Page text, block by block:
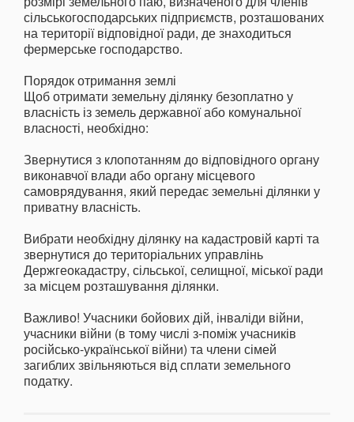
сільськогосподарських підприємств, розташованих
на території відповідної ради, де знаходиться
фермерське господарство.
Порядок отримання землі
Щоб отримати земельну ділянку безоплатно у
власність із земель державної або комунальної
власності, необхідно:
Звернутися з клопотанням до відповідного органу
виконавчої влади або органу місцевого
самоврядування, який передає земельні ділянки у
приватну власність.
Вибрати необхідну ділянку на кадастровій карті та
звернутися до територіальних управлінь
Держгеокадастру, сільської, селищної, міської ради
за місцем розташування ділянки.
Важливо! Учасники бойових дій, інваліди війни,
учасники війни (в тому числі з-поміж учасників
російсько-української війни) та члени сімей
загиблих звільняються від сплати земельного
податку.